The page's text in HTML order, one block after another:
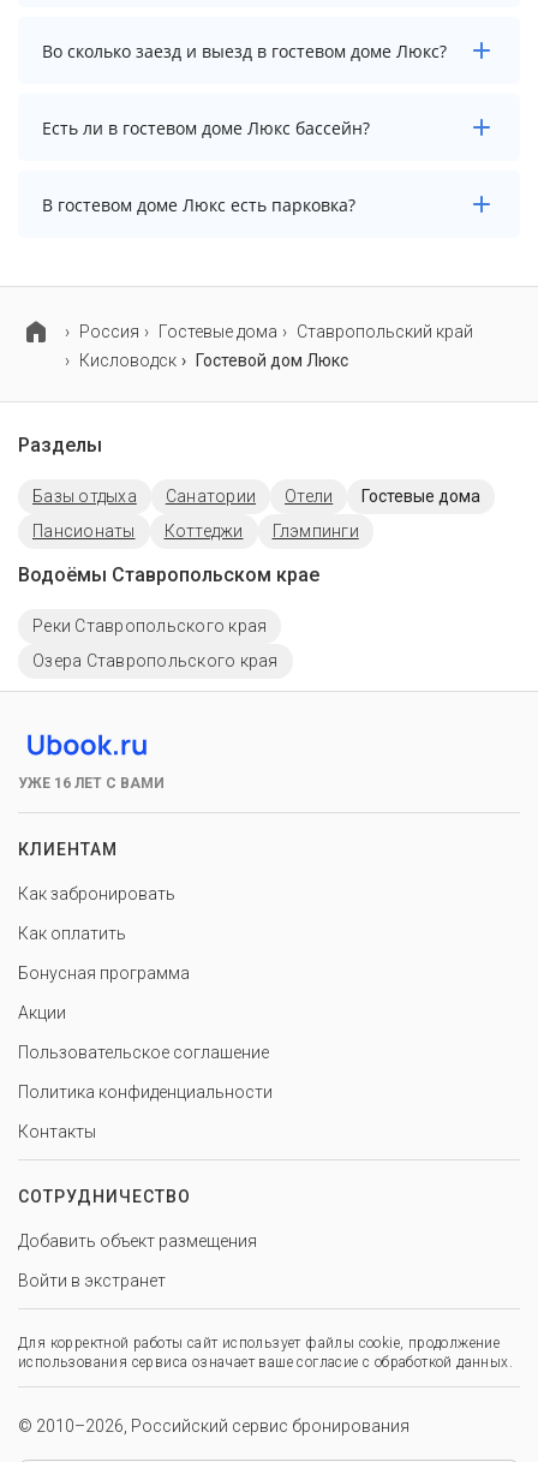
Чтобы увидеть актуальные цены на проживание в
гостевом доме Люкс, выберите нужные даты и
Во сколько заезд и выезд в гостевом доме Люкс?
Заезд возможен после 12:00, а выезд необходимо
осуществить до 14:00.
Есть ли в гостевом доме Люкс бассейн?
В гостевом доме Люкс есть бассейн.
В гостевом доме Люкс есть парковка?
Россия Гостевые дома
Ставропольский край
Кисловодск
Гостевой дом Люкс
Разделы
Базы отдыха Санатории Отели
Гостевые дома
Пансионаты
Коттеджи Глэмпинги
Водоёмы Ставропольском крае
Реки Ставропольского края
Озера Ставропольского края
УЖЕ 16 ЛЕТ С ВАМИ
КЛИЕНТАМ
Как забронировать
Как оплатить
Бонусная программа
Акции
Пользовательское соглашение
Политика конфиденциальности
Контакты
СОТРУДНИЧЕСТВО
Добавить объект размещения
Войти в экстранет
Для корректной работы сайт использует файлы cookie, продолжение
использования сервиса означает ваше согласие с обработкой данных.
© 2010–2026, Российский сервис бронирования